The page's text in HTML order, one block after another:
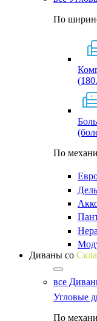
По
По
Диваны со
все
Угловые
По